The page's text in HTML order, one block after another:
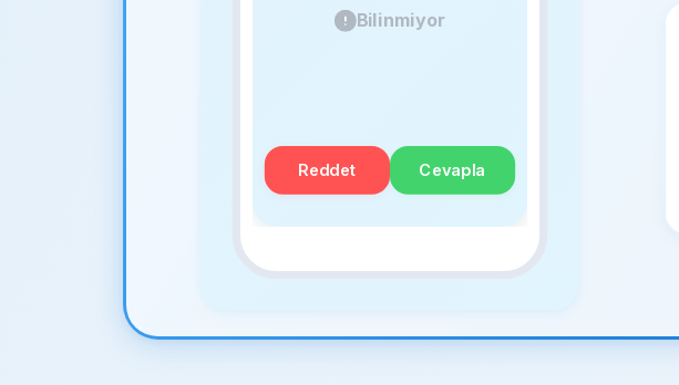
Bilinmiyor
Reddet Cevapla